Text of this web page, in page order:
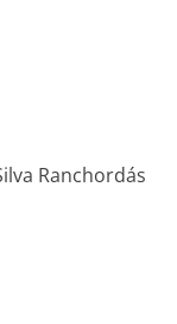
Ranchordás